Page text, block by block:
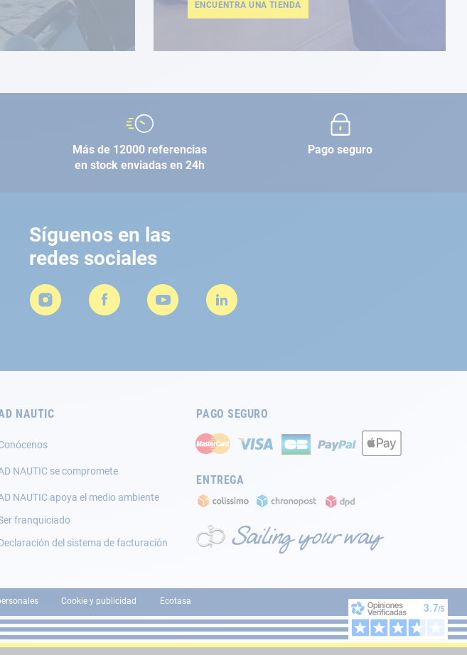
ENCUENTRA UNA TIENDA
Más de 12000 referencias
en stock enviadas en 24h
Pago seguro
Síguenos en las
redes sociales
NAUTIC
NAUTIC se compromete
NAUTIC apoya el medio ambiente
franquiciado
del sistema de facturación
PAGO SEGURO
ENTREGA
Cookie y publicidad Ecotasa